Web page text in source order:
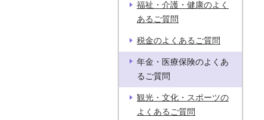
福祉・介護・健康のよく
あるご質問
税金のよくあるご質問
年金・医療保険のよくあ
るご質問
観光・文化・スポーツの
よくあるご質問